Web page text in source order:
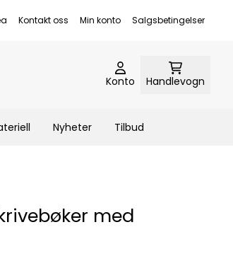
Kontakt oss Min konto Salgsbetingelser
Konto Handlevogn
Nyheter Tilbud
med